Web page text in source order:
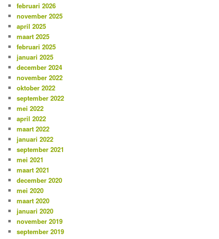
n
februari 2026
november 2025
april 2025
maart 2025
februari 2025
januari 2025
december 2024
november 2022
oktober 2022
september 2022
mei 2022
april 2022
maart 2022
januari 2022
september 2021
mei 2021
maart 2021
december 2020
mei 2020
maart 2020
januari 2020
november 2019
september 2019